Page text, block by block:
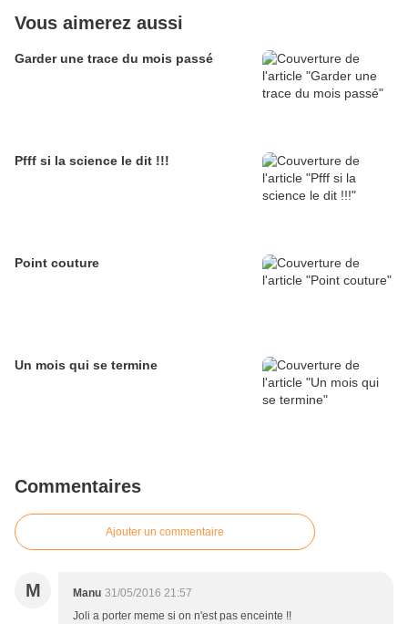
Vous aimerez aussi
Garder une trace du mois passé
Pfff si la science le dit !!!
Point couture
Un mois qui se termine
Commentaires
Ajouter un commentaire
M Manu 31/05/2016 21:57
Joli a porter meme si on n'est pas enceinte !!